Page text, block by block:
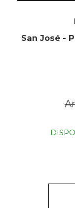
San José -